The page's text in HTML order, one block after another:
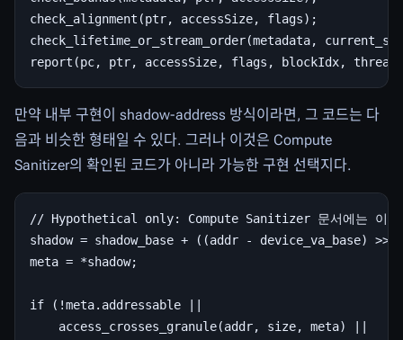
check_alignment(ptr, accessSize, flags);
check_lifetime_or_stream_order(metadata,
만약 내부 구현이 shadow-address 방식이라면, 그 코드는 다
음과 비슷한 형태일 수 있다. 그러나 이것은 Compute
Sanitizer의 확인된 코드가 아니라 가능한 구현 선택지다.
// Hypothetical only: Compute Sanitizer 문서에는 이 산
shadow = shadow_base + ((addr - device_va_base) >>
meta = *shadow;
if (!meta.addressable ||
    access_crosses_granule(addr, size, meta) ||